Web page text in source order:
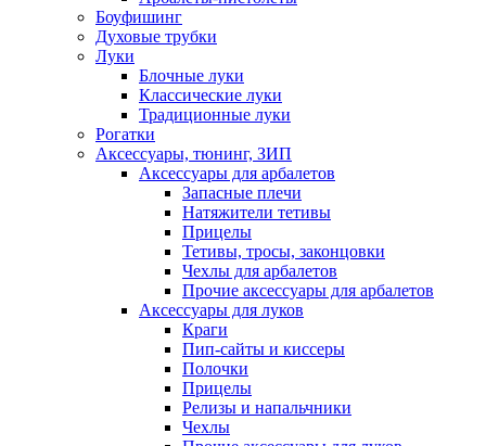
Боуфишинг
Духовые трубки
Луки
Блочные луки
Классические луки
Традиционные луки
Рогатки
Аксессуары, тюнинг, ЗИП
Аксессуары для арбалетов
Запасные плечи
Натяжители тетивы
Прицелы
Тетивы, тросы, законцовки
Чехлы для арбалетов
Прочие аксессуары для арбалетов
Аксессуары для луков
Краги
Пип-сайты и киссеры
Полочки
Прицелы
Релизы и напальчники
Чехлы